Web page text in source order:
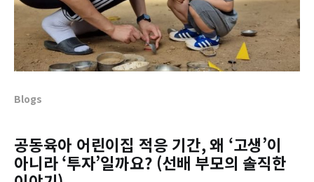
Blogs
공동육아 어린이집 적응 기간, 왜 ‘고생’이
아니라 ‘투자’일까요? (선배 부모의 솔직한